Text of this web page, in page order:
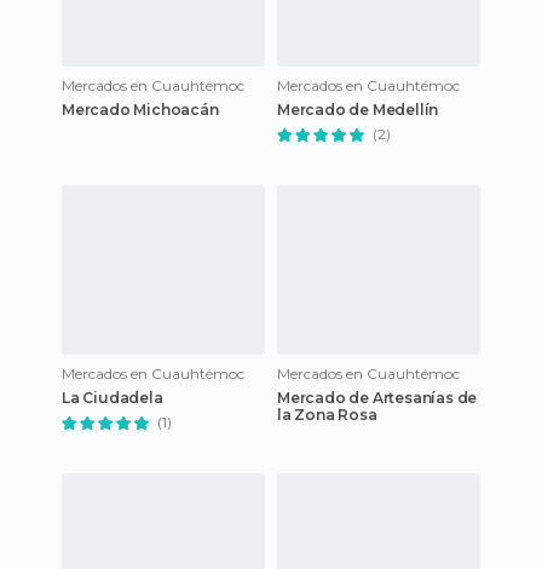
Mercados en Cuauhtémoc
Mercado Michoacán
Mercados en Cuauhtémoc
Mercado de Medellín
(2)
Mercados en Cuauhtémoc
La Ciudadela
(1)
Mercados en Cuauhtémoc
Mercado de Artesanías de
la Zona Rosa